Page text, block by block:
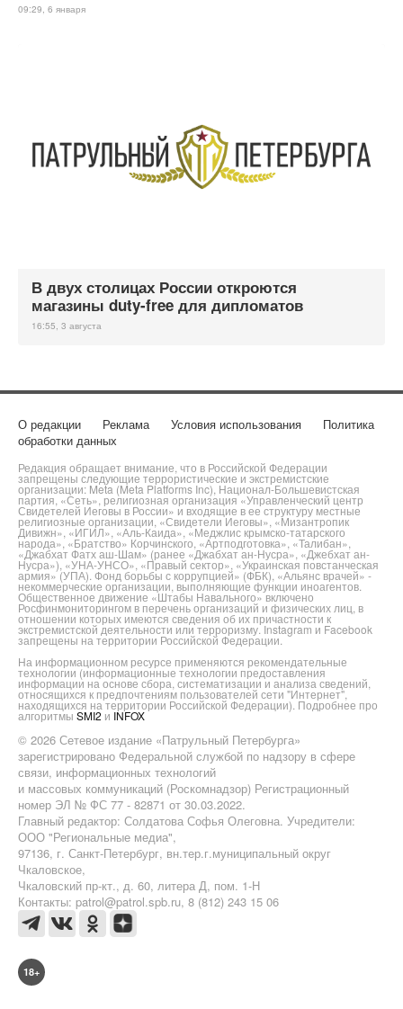
09:29, 6 января
В двух столицах России откроются
магазины duty-free для дипломатов
16:55, 3 августа
О редакции Реклама Условия использования
Политика
обработки данных
Редакция обращает внимание, что в Российской Федерации
запрещены следующие террористические и экстремистские
организации: Meta (Meta Platforms Inc), Национал-Большевистская
партия, «Сеть», религиозная организация «Управленческий центр
Свидетелей Иеговы в России» и входящие в ее структуру местные
религиозные организации, «Свидетели Иеговы», «Мизантропик
Дивижн», «ИГИЛ», «Аль-Каида», «Меджлис крымско-татарского
народа», «Братство» Корчинского, «Артподготовка», «Талибан»,
«Джабхат Фатх аш-Шам» (ранее «Джабхат ан-Нусра», «Джебхат ан-
Нусра»), «УНА-УНСО», «Правый сектор», «Украинская повстанческая
армия» (УПА). Фонд борьбы с коррупцией» (ФБК), «Альянс врачей» -
некоммерческие организации, выполняющие функции иноагентов.
Общественное движение «Штабы Навального» включено
Росфинмониторингом в перечень организаций и физических лиц, в
отношении которых имеются сведения об их причастности к
экстремистской деятельности или терроризму. Instagram и Facebook
запрещены на территории Российской Федерации.
На информационном ресурсе применяются рекомендательные
технологии (информационные технологии предоставления
информации на основе сбора, систематизации и анализа сведений,
относящихся к предпочтениям пользователей сети "Интернет",
находящихся на территории Российской Федерации). Подробнее про
алгоритмы SMI2 и INFOX
© 2026 Сетевое издание «Патрульный Петербурга»
зарегистрировано Федеральной службой по надзору в сфере
связи, информационных технологий
и массовых коммуникаций (Роскомнадзор) Регистрационный
номер ЭЛ № ФС 77 - 82871 от 30.03.2022.
Главный редактор: Солдатова Софья Олеговна. Учредители:
ООО "Региональные медиа",
97136, г. Санкт-Петербург, вн.тер.г.муниципальный округ
Чкаловское,
Чкаловский пр-кт., д. 60, литера Д, пом. 1-Н
Контакты: patrol@patrol.spb.ru, 8 (812) 243 15 06
18+